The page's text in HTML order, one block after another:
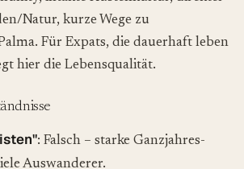
Natur, kurze Wege zu
Für Expats, die dauerhaft leben
hier die Lebensqualität.
: Falsch – starke Ganzjahres-
Auswanderer.